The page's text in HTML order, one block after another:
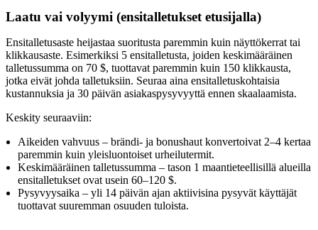
Laatu vai volyymi (ensitalletukset etusijalla)
Ensitalletusaste heijastaa suoritusta paremmin kuin näyttökerrat tai
klikkausaste. Esimerkiksi 5 ensitalletusta, joiden keskimääräinen
talletussumma on 70 $, tuottavat paremmin kuin 150 klikkausta,
jotka eivät johda talletuksiin. Seuraa aina ensitalletuskohtaisia
kustannuksia ja 30 päivän asiakaspysyvyyttä ennen skaalaamista.
Keskity seuraaviin:
Aikeiden vahvuus – brändi- ja bonushaut konvertoivat 2–4 kertaa
paremmin kuin yleisluontoiset urheilutermit.
Keskimääräinen talletussumma – tason 1 maantieteellisillä alueilla
ensitalletukset ovat usein 60–120 $.
Pysyvyysaika – yli 14 päivän ajan aktiivisina pysyvät käyttäjät
tuottavat suuremman osuuden tuloista.